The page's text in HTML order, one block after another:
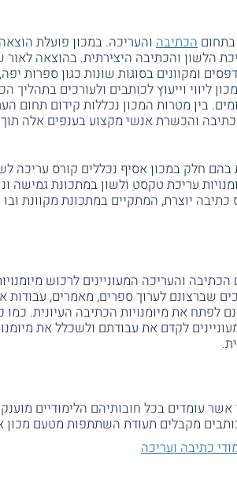
הכתיבה והעריכה. במכון פועלת
הלשון והכתיבה היצירתית. בהוצאה
ומקוונים בסוגות שונות כגון ספרות
ליווי וייעוץ לכותבים ולעורכים בתהליך
בין מטרות המכון נכללות קידום תחום
והכשרת אנשי מקצוע בענפים אלה
חלק במכון אסיף נכללים קורס עריכה
עריכת טקסט ולשון במתכונת גמישה
כתיבה יוצרת, המתקיים במתכונת מקוונת
והעריכה המעוניינים לרכוש
שברצונם לערוך ספרים, מאמרים, עבודות
לפתח את מיומנויות הכתיבה העיונית.
לקדם את עבודתם ולשכלל את
אשר עומדים בכל חובותיהם הלימודיים
מקבלים תעודת השתתפות מטעם מכון
כתיבה ועריכה